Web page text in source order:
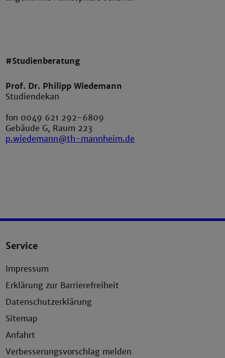
#Studienberatung
Prof. Dr. Philipp Wiedemann
Studiendekan
fon 0049 621 292-6809
Gebäude G, Raum 223
p.wiedemann@th-mannheim.de
Service
Impressum
Erklärung zur Barrierefreiheit
Datenschutzerklärung
Sitemap
Anfahrt
Verbesserungsvorschlag melden